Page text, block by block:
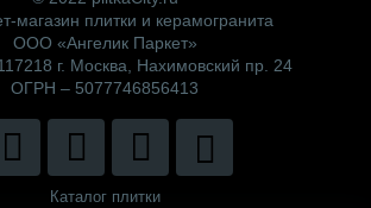
магазин плитки и керамогранита
ООО «Ангелик Паркет»
г. Москва, Нахимовский пр. 24
ОГРН – 5077746856413
Каталог плитки